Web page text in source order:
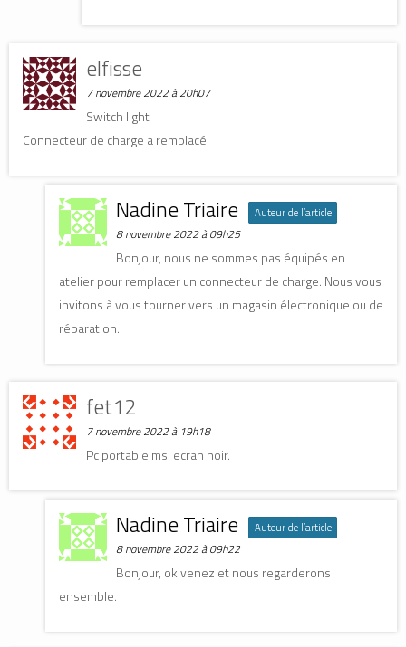
elfisse
7 novembre 2022 à 20h07
Switch light
Connecteur de charge a remplacé
Nadine Triaire Auteur de l’article
8 novembre 2022 à 09h25
Bonjour, nous ne sommes pas équipés en
atelier pour remplacer un connecteur de charge. Nous vous
invitons à vous tourner vers un magasin électronique ou de
réparation.
fet12
7 novembre 2022 à 19h18
Pc portable msi ecran noir.
Nadine Triaire Auteur de l’article
8 novembre 2022 à 09h22
Bonjour, ok venez et nous regarderons
ensemble.